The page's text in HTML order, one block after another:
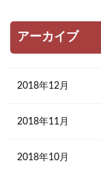
アーカイブ
2018年12月
2018年11月
2018年10月